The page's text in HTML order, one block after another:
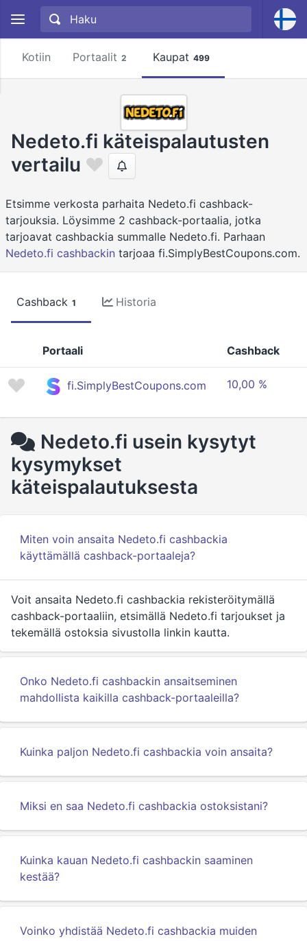
Kotiin Portaalit 2 Kaupat 499
Nedeto.fi käteispalautusten
vertailu
Etsimme verkosta parhaita Nedeto.fi cashback-
tarjouksia. Löysimme 2 cashback-portaalia, jotka
tarjoavat cashbackia summalle Nedeto.fi. Parhaan
Nedeto.fi cashbackin tarjoaa fi.SimplyBestCoupons.com.
Cashback 1 Historia
Portaali Cashback
fi.SimplyBestCoupons.com 10,00 %
Nedeto.fi usein kysytyt
kysymykset
käteispalautuksesta
Miten voin ansaita Nedeto.fi cashbackia
käyttämällä cashback-portaaleja?
Voit ansaita Nedeto.fi cashbackia rekisteröitymällä
cashback-portaaliin, etsimällä Nedeto.fi tarjoukset ja
tekemällä ostoksia sivustolla linkin kautta.
Onko Nedeto.fi cashbackin ansaitseminen
mahdollista kaikilla cashback-portaaleilla?
Kuinka paljon Nedeto.fi cashbackia voin ansaita?
Miksi en saa Nedeto.fi cashbackia ostoksistani?
Kuinka kauan Nedeto.fi cashbackin saaminen
kestää?
Voinko yhdistää Nedeto.fi cashbackia muiden